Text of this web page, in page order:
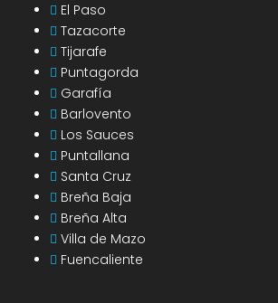
El Paso
Tazacorte
Tijarafe
Puntagorda
Garafía
Barlovento
Los Sauces
Puntallana
Santa Cruz
Breña Baja
Breña Alta
Villa de Mazo
Fuencaliente